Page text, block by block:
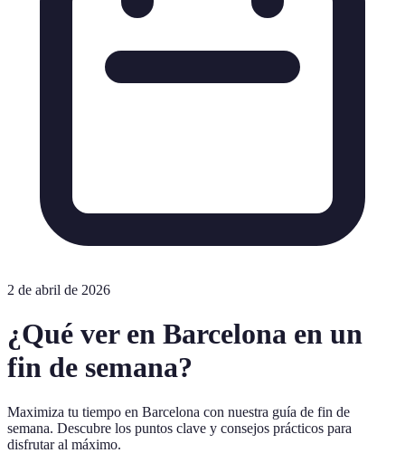
2 de abril de 2026
¿Qué ver en Barcelona en un
fin de semana?
Maximiza tu tiempo en Barcelona con nuestra guía de fin de
semana. Descubre los puntos clave y consejos prácticos para
disfrutar al máximo.